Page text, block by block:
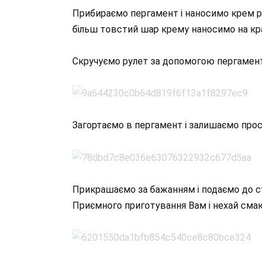
Прибираємо пергамент і наносимо крем
більш товстий шар крему наносимо на
Скручуємо рулет за допомогою
Загортаємо в пергамент і залишаємо
Прикрашаємо за бажанням і подаємо до
Приємного приготування Вам і нехай